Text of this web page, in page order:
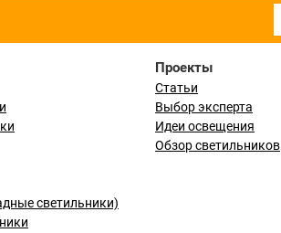
светильники)
Проекты
Статьи
Выбор эксперта
Идеи освещения
Обзор светильников